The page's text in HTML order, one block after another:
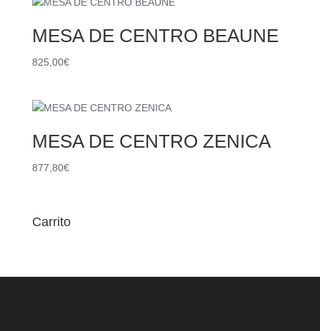
MESA DE CENTRO BEAUNE
825,00€
MESA DE CENTRO ZENICA
877,80€
Carrito